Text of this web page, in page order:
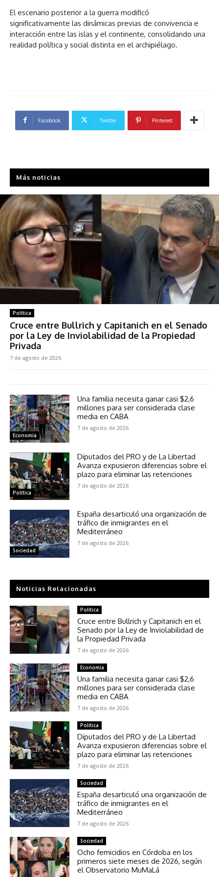
El escenario posterior a la guerra modificó
significativamente las dinámicas previas de convivencia e
interacción entre las islas y el continente, consolidando una
realidad política y social distinta en el archipiélago.
Facebook Twitter Pinterest
Más noticias
Política
Cruce entre Bullrich y Capitanich en el Senado
por la Ley de Inviolabilidad de la Propiedad
Privada
7 de agosto de 2026
Economía
Una familia necesita ganar casi $2,6
millones para ser considerada clase
media en CABA
7 de agosto de 2026
Política
Diputados del PRO y de La Libertad
Avanza expusieron diferencias sobre el
plazo para eliminar las retenciones
7 de agosto de 2026
Sociedad
España desarticuló una organización de
tráfico de inmigrantes en el
Mediterráneo
7 de agosto de 2026
Noticias Relacionadas
Política
Cruce entre Bullrich y Capitanich en el
Senado por la Ley de Inviolabilidad de
la Propiedad Privada
7 de agosto de 2026
Economía
Una familia necesita ganar casi $2,6
millones para ser considerada clase
media en CABA
7 de agosto de 2026
Política
Diputados del PRO y de La Libertad
Avanza expusieron diferencias sobre el
plazo para eliminar las retenciones
7 de agosto de 2026
Sociedad
España desarticuló una organización de
tráfico de inmigrantes en el
Mediterráneo
7 de agosto de 2026
Sociedad
Ocho femicidios en Córdoba en los
primeros siete meses de 2026, según
el Observatorio MuMaLá